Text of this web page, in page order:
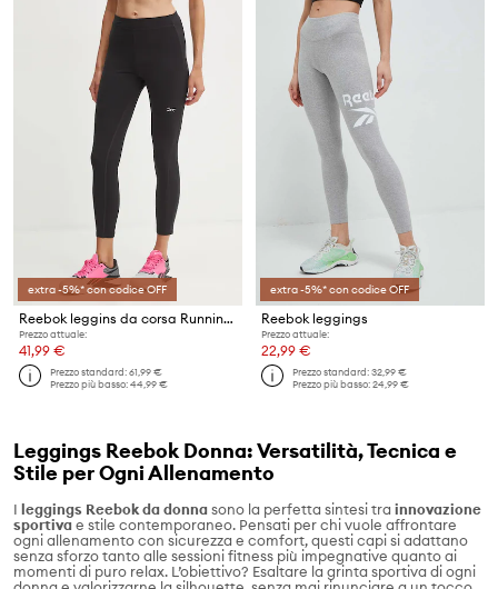
extra -5%* con codice OFF
Reebok leggins da corsa Running Warming
Prezzo attuale:
41,99 €
Prezzo standard:61,99 €
Prezzo più basso:44,99 €
extra -5%* con codice OFF
Reebok leggings
Prezzo attuale:
22,99 €
Prezzo standard:32,99 €
Prezzo più basso:24,99 €
Leggings Reebok Donna: Versatilità, Tecnica e
Stile per Ogni Allenamento
I leggings Reebok da donnasono la perfetta sintesi trainnovazione
sportivae stile contemporaneo. Pensati per chi vuole affrontare
ogni allenamento con sicurezza e comfort, questi capi si adattano
senza sforzo tanto alle sessioni fitness più impegnative quanto ai
momenti di puro relax. L’obiettivo? Esaltare la grinta sportiva di ogni